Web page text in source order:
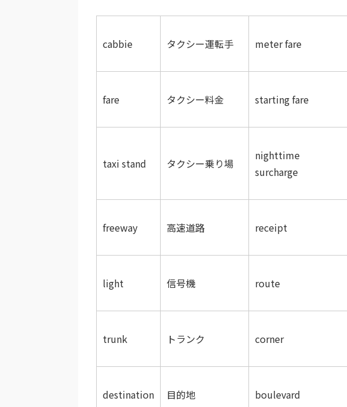
cabbie タクシー運転手 meter fare
fare タクシー料金 starting fare
taxi stand タクシー乗り場
nighttime
surcharge
freeway 高速道路 receipt
light 信号機 route
trunk トランク corner
destination 目的地 boulevard